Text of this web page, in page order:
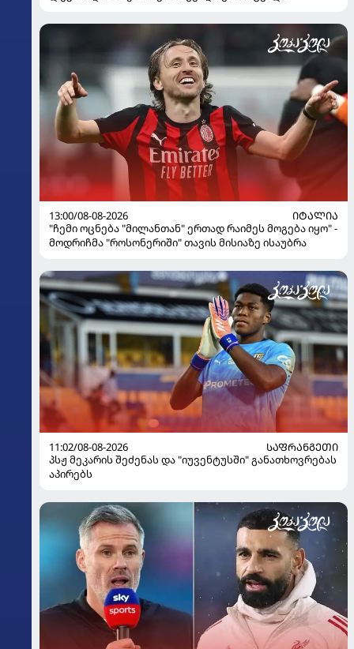
13:00/08-08-2026
ᲘᲢᲐᲚᲘᲐ
"ჩემი ოცნება "მილანთან" ერთად რაიმეს მოგება იყო" -
მოდრიჩმა "როსონერიში" თავის მისიაზე ისაუბრა
11:02/08-08-2026
ᲡᲐᲤᲠᲐᲜᲒᲔᲗᲘ
პსჟ მეკარის შეძენას და "იუვენტუსში" განათხოვრებას
აპირებს